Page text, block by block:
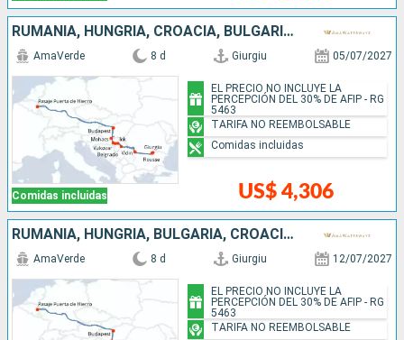
RUMANIA, HUNGRÍA, CROACIA, BULGARIA, SERBIA
Comidas incluidas
AmaVerde 8 d Giurgiu 05/07/2027
US$ 4,306
EL PRECIO NO INCLUYE LA
PERCEPCIÓN DEL 30% DE AFIP - RG
5463
TARIFA NO REEMBOLSABLE
Comidas incluidas
RUMANIA, HUNGRÍA, BULGARIA, CROACIA, SERBIA
AmaVerde 8 d Giurgiu 12/07/2027
EL PRECIO NO INCLUYE LA
PERCEPCIÓN DEL 30% DE AFIP - RG
5463
TARIFA NO REEMBOLSABLE